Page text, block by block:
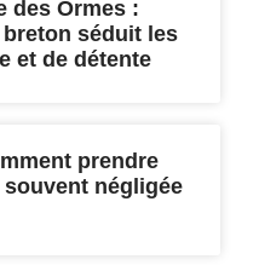
des Ormes :
séduit les
et de détente
prendre
négligée